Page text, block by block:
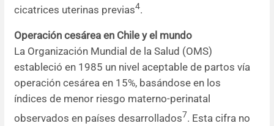
cicatrices uterinas previas4.
Operación cesárea en Chile y el mundo
La Organización Mundial de la Salud (OMS)
estableció en 1985 un nivel aceptable de partos vía
operación cesárea en 15%, basándose en los
índices de menor riesgo materno-perinatal
observados en países desarrollados7. Esta cifra no